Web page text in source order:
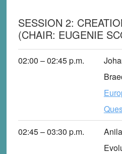
SESSION 2:
(CHAIR: EUGENIE
02:00 – 02:45p.m.
02:45 – 03:30 p.m.